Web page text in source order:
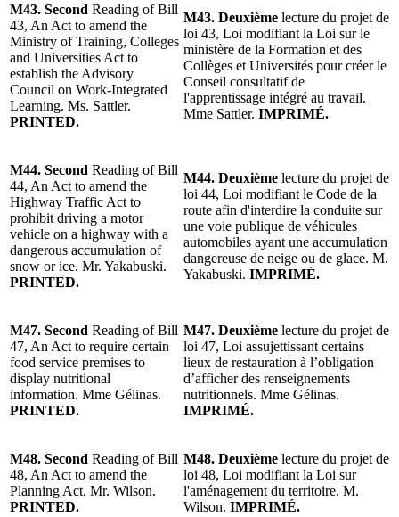
M43. Second Reading of Bill
43, An Act to amend the
Ministry of Training, Colleges
and Universities Act to
establish the Advisory
Council on Work-Integrated
Learning. Ms. Sattler.
PRINTED.
M43. Deuxième lecture du projet de
loi 43, Loi modifiant la Loi sur le
ministère de la Formation et des
Collèges et Universités pour créer le
Conseil consultatif de
l'apprentissage intégré au travail.
Mme Sattler. IMPRIMÉ.
M44. Second Reading of Bill
44, An Act to amend the
Highway Traffic Act to
prohibit driving a motor
vehicle on a highway with a
dangerous accumulation of
snow or ice. Mr. Yakabuski.
PRINTED.
M44. Deuxième lecture du projet de
loi 44, Loi modifiant le Code de la
route afin d'interdire la conduite sur
une voie publique de véhicules
automobiles ayant une accumulation
dangereuse de neige ou de glace. M.
Yakabuski. IMPRIMÉ.
M47. Second Reading of Bill
47, An Act to require certain
food service premises to
display nutritional
information. Mme Gélinas.
PRINTED.
M47. Deuxième lecture du projet de
loi 47, Loi assujettissant certains
lieux de restauration à l’obligation
d’afficher des renseignements
nutritionnels. Mme Gélinas.
IMPRIMÉ.
M48. Second Reading of Bill
48, An Act to amend the
Planning Act. Mr. Wilson.
PRINTED.
M48. Deuxième lecture du projet de
loi 48, Loi modifiant la Loi sur
l'aménagement du territoire. M.
Wilson. IMPRIMÉ.